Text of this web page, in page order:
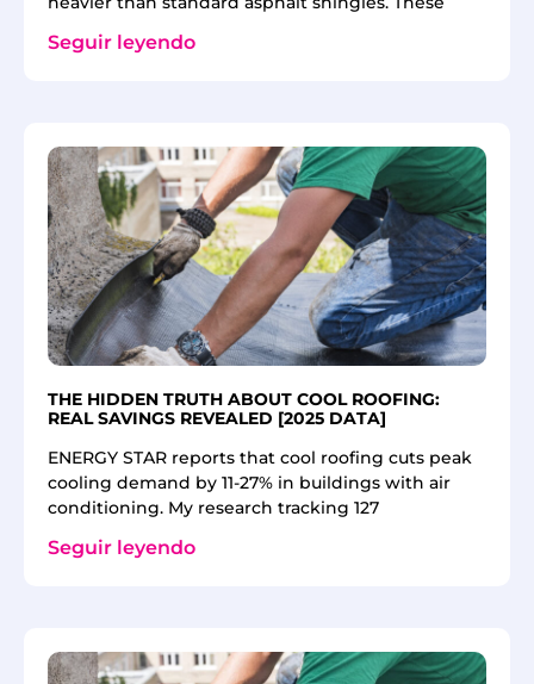
Seguir leyendo
THE HIDDEN TRUTH ABOUT COOL ROOFING:
REAL SAVINGS REVEALED [2025 DATA]
ENERGY STAR reports that cool roofing cuts peak
cooling demand by 11-27% in buildings with air
conditioning. My research tracking 127
Seguir leyendo